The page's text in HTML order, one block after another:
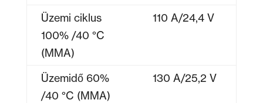
Üzemi ciklus
100% /40 °C
(MMA)
110 A/24,4 V
Üzemidő 60%
/40 °C (MMA)
130 A/25,2 V